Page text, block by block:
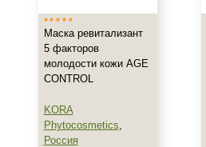
Все типы кожи
Жирная
Комбинированная
Возраст
Маска ревитализант
5 факторов
молодости кожи AGE
CONTROL
KORA
Phytocosmetics,
Россия